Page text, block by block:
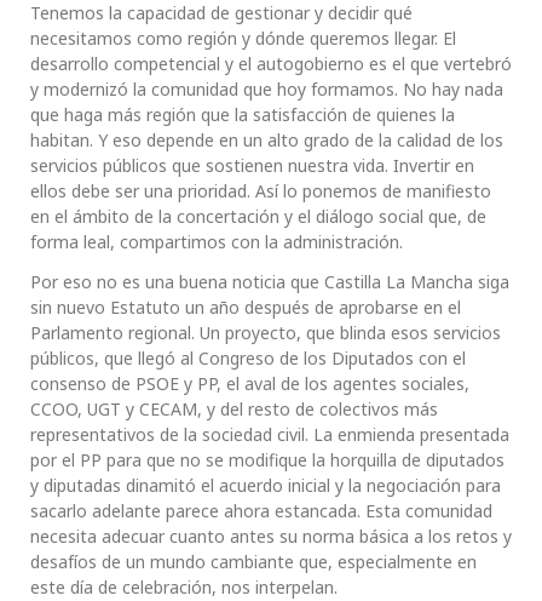
Tenemos la capacidad de gestionar y decidir qué
necesitamos como región y dónde queremos llegar. El
desarrollo competencial y el autogobierno es el que vertebró
y modernizó la comunidad que hoy formamos. No hay nada
que haga más región que la satisfacción de quienes la
habitan. Y eso depende en un alto grado de la calidad de los
servicios públicos que sostienen nuestra vida. Invertir en
ellos debe ser una prioridad. Así lo ponemos de manifiesto
en el ámbito de la concertación y el diálogo social que, de
forma leal, compartimos con la administración.
Por eso no es una buena noticia que Castilla La Mancha siga
sin nuevo Estatuto un año después de aprobarse en el
Parlamento regional. Un proyecto, que blinda esos servicios
públicos, que llegó al Congreso de los Diputados con el
consenso de PSOE y PP, el aval de los agentes sociales,
CCOO, UGT y CECAM, y del resto de colectivos más
representativos de la sociedad civil. La enmienda presentada
por el PP para que no se modifique la horquilla de diputados
y diputadas dinamitó el acuerdo inicial y la negociación para
sacarlo adelante parece ahora estancada. Esta comunidad
necesita adecuar cuanto antes su norma básica a los retos y
desafíos de un mundo cambiante que, especialmente en
este día de celebración, nos interpelan.